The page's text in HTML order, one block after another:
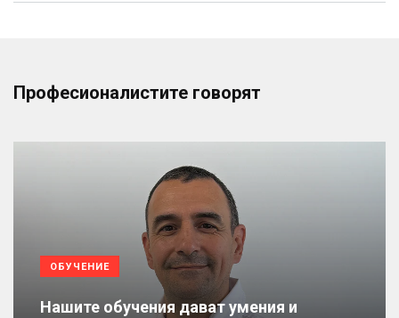
Професионалистите говорят
ОБУЧЕНИЕ
Нашите обучения дават умения и